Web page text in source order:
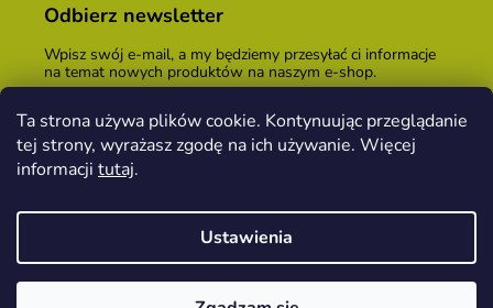
Ta strona używa plików cookie. Kontynuując przeglądanie
tej strony, wyrażasz zgodę na ich używanie. Więcej
informacji tutaj.
Ustawienia
Odbierz newsletter
Wpisz swój e-mail, a my będziemy przesyłać ci informacje
na temat nowych produktów na naszym e-shop.
Podając adres e-mail, zgadzasz się zwarunkami
handlowymi
ZALOGUJ SIĘ
Opracował Shoptet&PekneWeby